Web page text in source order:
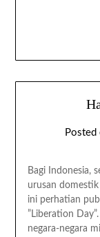
Posted
Bagi Indonesia,
urusan
ini perhatian
”Liberation
negara-negara